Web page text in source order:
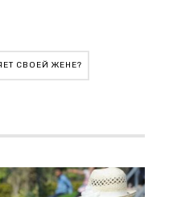
СВОЕЙ ЖЕНЕ?